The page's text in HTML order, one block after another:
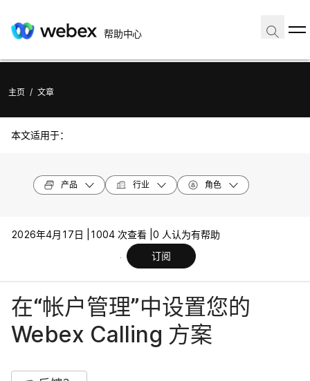
帮助中心
主页 / 文章
本文适用于：
产品 行业 角色
2026年4月17日 | 1004 次查看 | 0 人认为有帮助
订阅
在“帐户管理”中设置您的
Webex Calling 方案